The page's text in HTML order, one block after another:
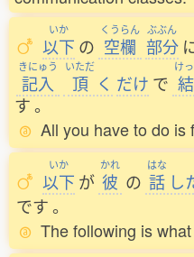
いか
以下 の
くうらん
空欄
ぶぶん
部分
きにゅう
記入
いただ
頂 く だけ で
け
す。
All you have to do is
いか
以下 が
かれ
彼 の
はな
話 し
です。
The following is